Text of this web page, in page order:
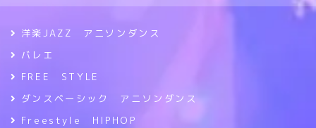
洋楽JAZZ アニソンダンス
バレエ
FREE STYLE
ダンスベーシック アニソンダンス
Freestyle HIPHOP